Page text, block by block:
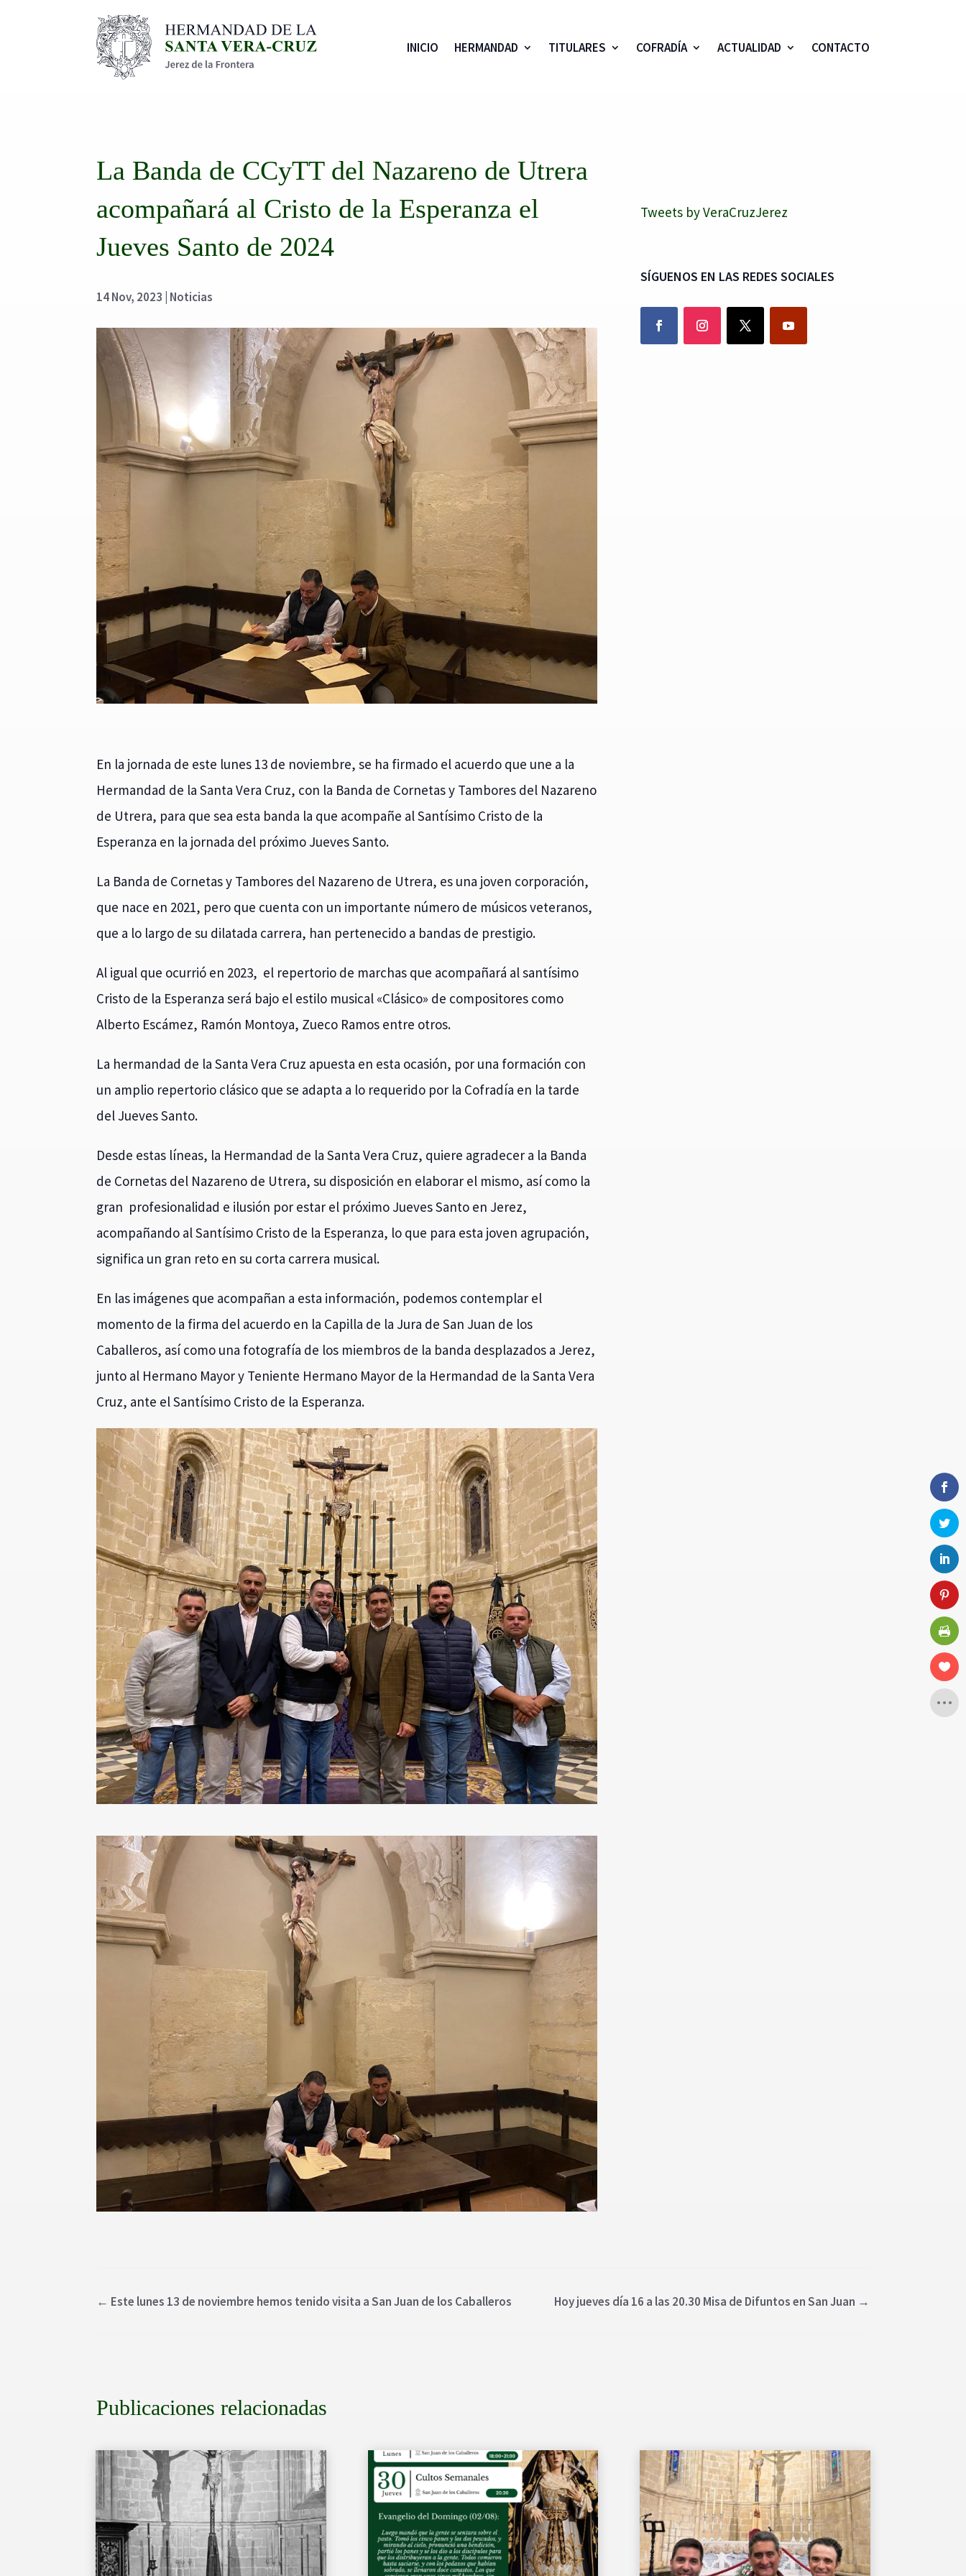
INICIO HERMANDAD TITULARES COFRADÍA ACTUALIDAD CONTACTO
La Banda de CCyTT del Nazareno de Utrera
acompañará al Cristo de la Esperanza el
Jueves Santo de 2024
14 Nov, 2023 Noticias
En la jornada de este lunes 13 de noviembre, se ha firmado el acuerdo que une a la
Hermandad de la Santa Vera Cruz, con la Banda de Cornetas y Tambores del Nazareno
de Utrera, para que sea esta banda la que acompañe al Santísimo Cristo de la
Esperanza en la jornada del próximo Jueves Santo.
La Banda de Cornetas y Tambores del Nazareno de Utrera, es una joven corporación,
que nace en 2021, pero que cuenta con un importante número de músicos veteranos,
que a lo largo de su dilatada carrera, han pertenecido a bandas de prestigio.
Al igual que ocurrió en 2023, el repertorio de marchas que acompañará al santísimo
Cristo de la Esperanza será bajo el estilo musical «Clásico» de compositores como
Alberto Escámez, Ramón Montoya, Zueco Ramos entre otros.
La hermandad de la Santa Vera Cruz apuesta en esta ocasión, por una formación con
un amplio repertorio clásico que se adapta a lo requerido por la Cofradía en la tarde
del Jueves Santo.
Desde estas líneas, la Hermandad de la Santa Vera Cruz, quiere agradecer a la Banda
de Cornetas del Nazareno de Utrera, su disposición en elaborar el mismo, así como la
gran profesionalidad e ilusión por estar el próximo Jueves Santo en Jerez,
acompañando al Santísimo Cristo de la Esperanza, lo que para esta joven agrupación,
significa un gran reto en su corta carrera musical.
En las imágenes que acompañan a esta información, podemos contemplar el
momento de la firma del acuerdo en la Capilla de la Jura de San Juan de los
Caballeros, así como una fotografía de los miembros de la banda desplazados a Jerez,
junto al Hermano Mayor y Teniente Hermano Mayor de la Hermandad de la Santa Vera
Cruz, ante el Santísimo Cristo de la Esperanza.
Tweets by VeraCruzJerez
SÍGUENOS EN LAS REDES SOCIALES
← Este lunes 13 de noviembre hemos tenido visita a San Juan de los Caballeros Hoy jueves día 16 a las 20.30 Misa de Difuntos en San Juan →
Publicaciones relacionadas